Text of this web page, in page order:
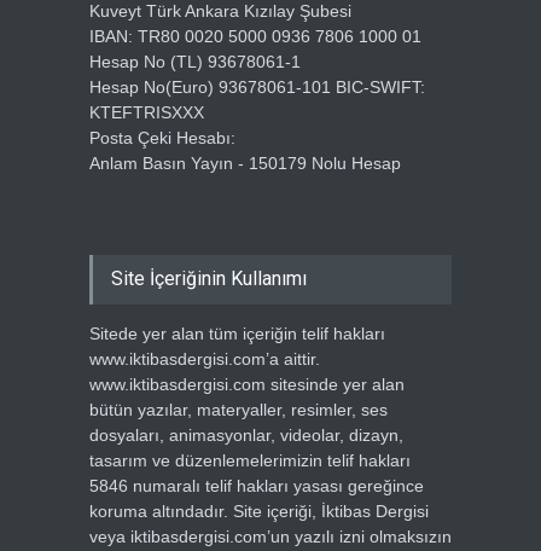
Kuveyt Türk Ankara Kızılay Şubesi
IBAN: TR80 0020 5000 0936 7806 1000 01
Hesap No (TL) 93678061-1
Hesap No(Euro) 93678061-101 BIC-SWIFT:
KTEFTRISXXX
Posta Çeki Hesabı:
Anlam Basın Yayın - 150179 Nolu Hesap
Site İçeriğinin Kullanımı
Sitede yer alan tüm içeriğin telif hakları
www.iktibasdergisi.com’a aittir.
www.iktibasdergisi.com sitesinde yer alan
bütün yazılar, materyaller, resimler, ses
dosyaları, animasyonlar, videolar, dizayn,
tasarım ve düzenlemelerimizin telif hakları
5846 numaralı telif hakları yasası gereğince
koruma altındadır. Site içeriği, İktibas Dergisi
veya iktibasdergisi.com’un yazılı izni olmaksızın